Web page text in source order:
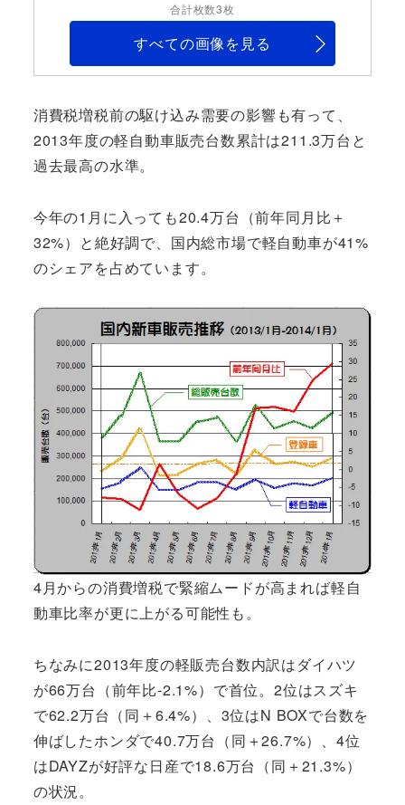
合計枚数3枚
すべての画像を見る
消費税増税前の駆け込み需要の影響も有って、
2013年度の軽自動車販売台数累計は211.3万台と
過去最高の水準。
今年の1月に入っても20.4万台（前年同月比＋
32%）と絶好調で、国内総市場で軽自動車が41%
のシェアを占めています。
4月からの消費増税で緊縮ムードが高まれば軽自
動車比率が更に上がる可能性も。
ちなみに2013年度の軽販売台数内訳はダイハツ
が66万台（前年比-2.1%）で首位。2位はスズキ
で62.2万台（同＋6.4%）、3位はN BOXで台数を
伸ばしたホンダで40.7万台（同＋26.7%）、4位
はDAYZが好評な日産で18.6万台（同＋21.3%）
の状況。